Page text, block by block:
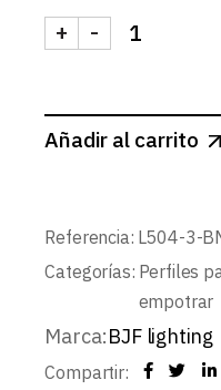
TAPA LATERAL
-
+
Añadir al carrito
Referencia: L504-3-
Categorías: Perfiles
empotrar
Marca:BJF lighting
Compartir: